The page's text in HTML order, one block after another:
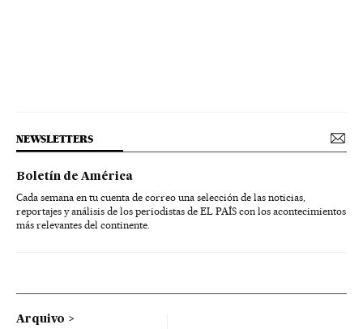
NEWSLETTERS
Boletín de América
Cada semana en tu cuenta de correo una selección de las noticias,
reportajes y análisis de los periodistas de EL PAÍS con los acontecimientos
más relevantes del continente.
Arquivo